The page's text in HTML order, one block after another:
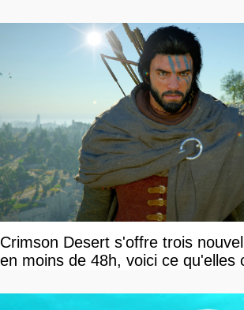
Crimson Desert s'offre trois
en moins de 48h, voici ce qu'elles